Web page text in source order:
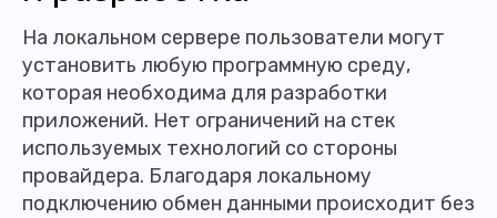
На локальном сервере пользователи могут
установить любую программную среду,
которая необходима для разработки
приложений. Нет ограничений на стек
используемых технологий со стороны
провайдера. Благодаря локальному
подключению обмен данными происходит без